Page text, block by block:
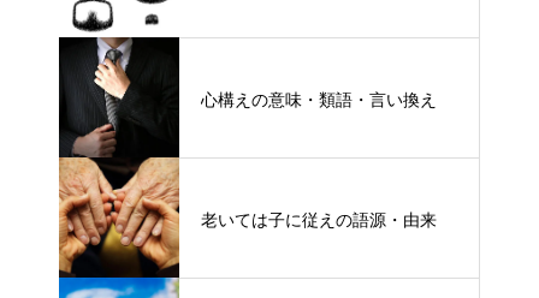
心構えの意味・類語・言い換え
老いては子に従えの語源・由来